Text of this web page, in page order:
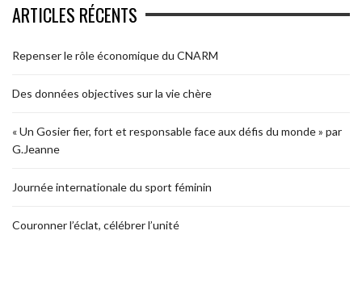
ARTICLES RÉCENTS
Repenser le rôle économique du CNARM
Des données objectives sur la vie chère
« Un Gosier fier, fort et responsable face aux défis du monde » par
G.Jeanne
Journée internationale du sport féminin
Couronner l’éclat, célébrer l’unité